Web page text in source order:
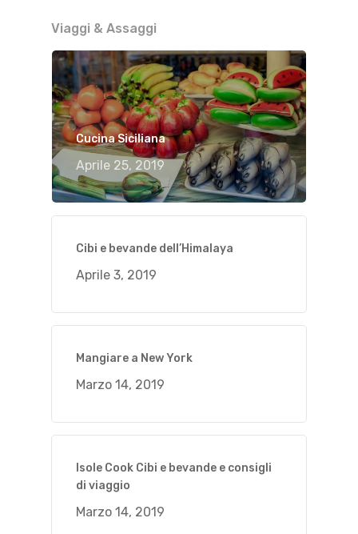
Viaggi & Assaggi
Cucina Siciliana
Aprile 25, 2019
Cibi e bevande dell’Himalaya
Aprile 3, 2019
Mangiare a New York
Marzo 14, 2019
Isole Cook Cibi e bevande e consigli
di viaggio
Marzo 14, 2019